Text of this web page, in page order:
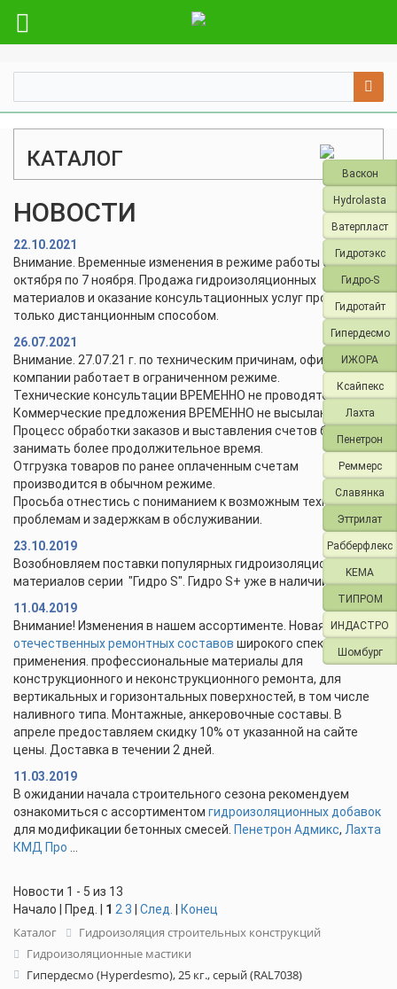
Васкон
Hydrolasta
Ватерпласт
Гидротэкс
Гидро-S
Гидротайт
Гипердесмо
ИЖОРА
Ксайпекс
Лахта
Пенетрон
Реммерс
Славянка
Эттрилат
Рабберфлекс
KEMA
ТИПРОМ
ИНДАСТРО
Шомбург
КАТАЛОГ
НОВОСТИ
22.10.2021
Внимание. Временные изменения в режиме работы с 28
октября по 7 ноября. Продажа гидроизоляционных
материалов и оказание консультационных услуг проводится
только дистанционным способом.
26.07.2021
Внимание. 27.07.21 г. по техническим причинам, офис и склад
компании работает в ограниченном режиме.
Технические консультации ВРЕМЕННО не проводятся.
Коммерческие предложения ВРЕМЕННО не высылаются.
Процесс обработки заказов и выставления счетов будет
занимать более продолжительное время.
Отгрузка товаров по ранее оплаченным счетам
производится в обычном режиме.
Просьба отнестись с пониманием к возможным техническим
проблемам и задержкам в обслуживании.
23.10.2019
Возобновляем поставки популярных гидроизоляционных
материалов серии "Гидро S". Гидро S+ уже в наличии.
11.04.2019
Внимание! Изменения в нашем ассортименте. Новая линейка
отечественных ремонтных составов широкого спектра
применения. профессиональные материалы для
конструкционного и неконструкционного ремонта, для
вертикальных и горизонтальных поверхностей, в том числе
наливного типа. Монтажные, анкеровочные составы. В
апреле предоставляем скидку 10% от указанной на сайте
цены. Доставка в течении 2 дней.
11.03.2019
В ожидании начала строительного сезона рекомендуем
ознакомиться с ассортиментом гидроизоляционных добавок
для модификации бетонных смесей. Пенетрон Адмикс, Лахта
КМД Про
Новости 1 - 5 из 13
Начало | Пред. | 1 2 3 След. Конец
Каталог
Гидроизоляция строительных конструкций
Гидроизоляционные мастики
Гипердесмо (Hyperdesmo), 25 кг., серый (RAL7038)